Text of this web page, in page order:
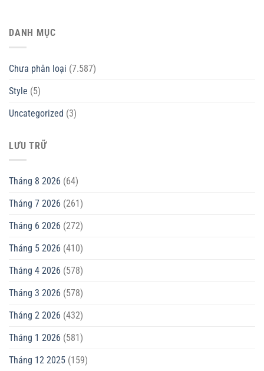
DANH MỤC
Chưa phân loại (7.587)
Style (5)
Uncategorized (3)
LƯU TRỮ
Tháng 8 2026 (64)
Tháng 7 2026 (261)
Tháng 6 2026 (272)
Tháng 5 2026 (410)
Tháng 4 2026 (578)
Tháng 3 2026 (578)
Tháng 2 2026 (432)
Tháng 1 2026 (581)
Tháng 12 2025 (159)